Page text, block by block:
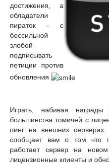
достижения, а
обладатели
пираток - с
бессильной
злобой
подписывать
петиции против
обновления
Играть, набивая
большинства томичей с
пинг на внешних
сообщает вам о том что
работает сервер на
лицензионные клиенты и